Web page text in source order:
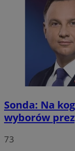
Sonda: Na
wyborów
73